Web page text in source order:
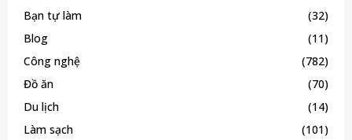
Bạn tự làm
(32)
Blog
(11)
Công nghệ
(782)
Đồ ăn
(70)
Du lịch
(14)
Làm sạch
(101)